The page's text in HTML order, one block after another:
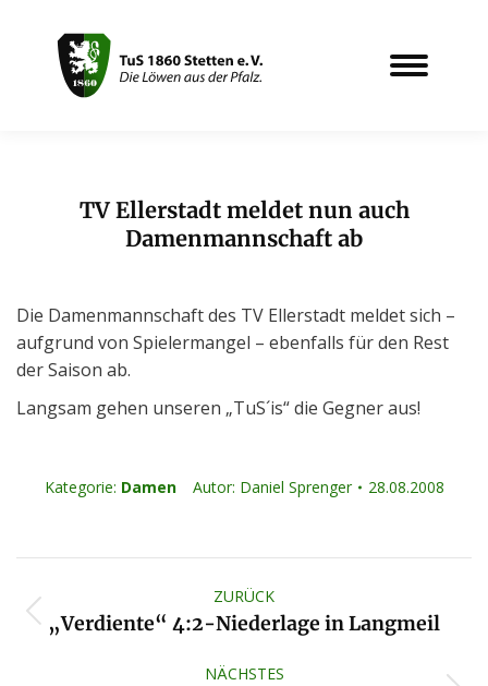
TV Ellerstadt meldet nun auch
Damenmannschaft ab
Die Damenmannschaft des TV Ellerstadt meldet sich –
aufgrund von Spielermangel – ebenfalls für den Rest
der Saison ab.
Langsam gehen unseren „TuS´is“ die Gegner aus!
Kategorie: Damen Autor: Daniel Sprenger 28.08.2008
ZURÜCK
Vorheriger
„Verdiente“ 4:2-Niederlage in Langmeil
NÄCHSTES